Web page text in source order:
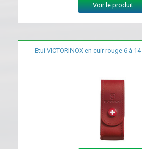
Voir le produit
Etui VICTORINOX en cuir rouge 6 à